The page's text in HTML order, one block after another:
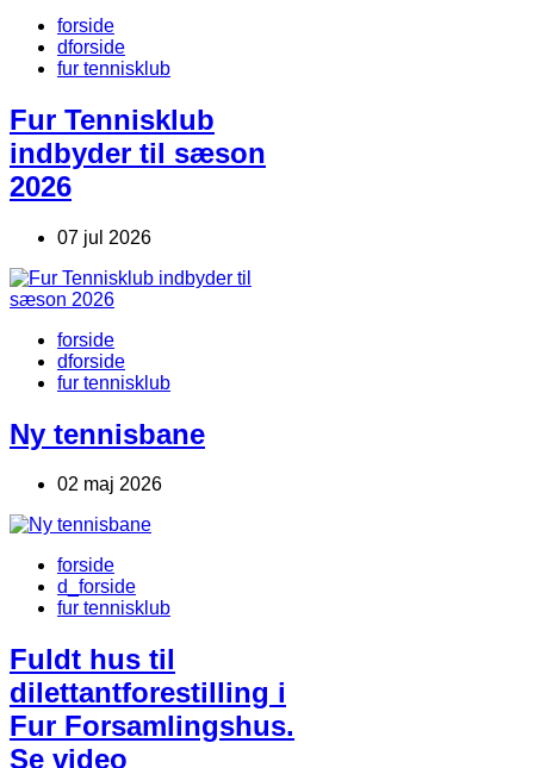
forside
dforside
fur tennisklub
Fur Tennisklub
indbyder til sæson
2026
07 jul 2026
forside
dforside
fur tennisklub
Ny tennisbane
02 maj 2026
forside
d_forside
fur tennisklub
Fuldt hus til
dilettantforestilling i
Fur Forsamlingshus.
Se video